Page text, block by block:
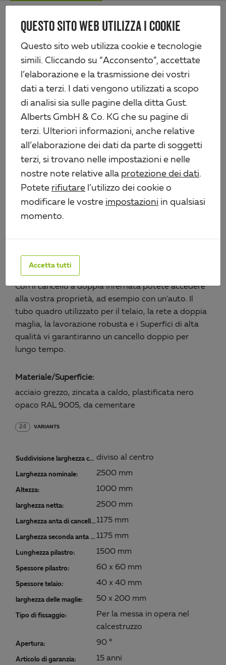
QUESTO SITO WEB UTILIZZA I COOKIE
Questo sito web utilizza cookie e tecnologie
simili. Cliccando su “Acconsento”, accettate
l’elaborazione e la trasmissione dei vostri
dati a terzi. I dati vengono utilizzati a scopo
di analisi sia sulle pagine della ditta Gust.
Alberts GmbH & Co. KG che su pagine di
terzi. Ulteriori informazioni, anche relative
all’elaborazione dei dati da parte di soggetti
terzi, si trovano nelle impostazioni e nelle
nostre note relative alla protezione dei dati.
Potete rifiutare l’utilizzo dei cookie o
modificare le vostre impostazioni in qualsiasi
momento.
Accetta tutti
Skip
content
Alberts
Prodotti
Tecnologia di recinzione
Recinzioni a sbarra doppia e cancelli
Cancello a due ante Flexo, leggero
CANCELLO A DUE ANTE
FLEXO, LEGGERO
Art.-No. 626761
Con il cancello a doppia inferriata potete accedere
alla vostra proprietà, ad esempio con un'auto. Il
tubo quadro utilizzato per il telaio, la rete a doppia
maglia, la lavorazione robusta e i Superfici di alta
qualità vi garantiranno un cancello doppio per
lungo tempo.
Materiale/Superficie:
acciaio grezzo, zincata a caldo, plastificata nero
opaco RAL 9005, da cementare
24 VARIANTS
Suddivisione larghezza cancello: diviso al centro
Larghezza nominale: 2500 mm
Altezza: 1000 mm
larghezza netta: 2500 mm
Larghezza anta di cancello: 1175 mm
Larghezza seconda anta di cancello: 1175 mm
Lunghezza pilastro: 1500 mm
Spessore pilastro: 60 x 60 mm
Spessore telaio: 40 x 40 mm
larghezza delle maglie: 50 x 200 mm
Tipo di fissaggio:
Per la messa in opera nel
calcestruzzo
Apertura: 90 °
Articolo di garanzia: 15 anni